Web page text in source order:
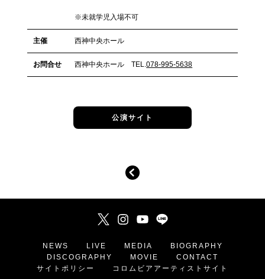
※未就学児入場不可
主催 西神中央ホール
お問合せ 西神中央ホール TEL.078-995-5638
公演サイト
NEWS LIVE MEDIA
BIOGRAPHY
DISCOGRAPHY
MOVIE
CONTACT
サイトポリシー
コロムビアアーティストサイト